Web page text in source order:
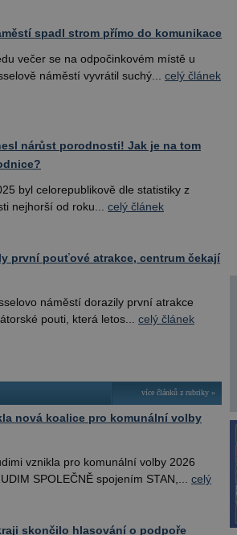
spadl strom přímo do komunikace
večer se na odpočinkovém místě u
náměstí vyvrátil suchý... celý článek
nárůst porodnosti! Jak je na tom
byl celorepublikově dle statistiky z
nejhorší od roku... celý článek
první pouťové atrakce, centrum čekají
náměstí dorazily první atrakce
pouti, která letos... celý článek
více článků z rubriky »
nová koalice pro komunální volby
vznikla pro komunální volby 2026
SPOLEČNĚ spojením STAN,... celý
skončilo hlasování o podpoře